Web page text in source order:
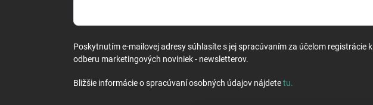
Poskytnutím e-mailovej adresy súhlasíte s jej spracúvaním za účelom registrácie k
odberu marketingových noviniek - newsletterov.
Bližšie informácie o spracúvaní osobných údajov nájdetetu.